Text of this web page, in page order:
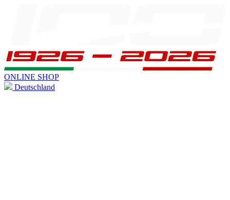
ONLINE SHOP
Deutschland